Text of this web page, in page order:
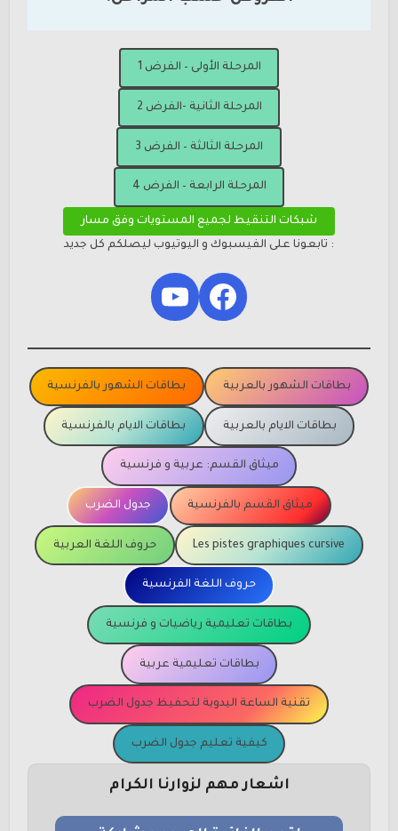
المرحلة الأولى – الفرض 1
المرحلة الثانية -الفرض 2
المرحلة الثالثة – الفرض 3
المرحلة الرابعة – الفرض 4
شبكات التنقيط لجميع المستويات وفق مسار
: تابعونا على الفيسبوك و اليوتيوب ليصلكم كل جديد
Facebook
YouTube
بطاقات الشهور بالعربية بطاقات الشهور بالفرنسية
بطاقات الايام بالعربية بطاقات الايام بالفرنسية
ميثاق القسم: عربية و فرنسية
ميثاق القسم بالفرنسية جدول الضرب
Les pistes graphiques cursive حروف اللغة العربية
حروف اللغة الفرنسية
بطاقات تعليمية رياضيات و فرنسية
بطاقات تعليمية عربية
تقنية الساعة اليدوية لتحفيظ جدول الضرب
كيفية تعليم جدول الضرب
لتعم الفائدة المرجو مشاركة